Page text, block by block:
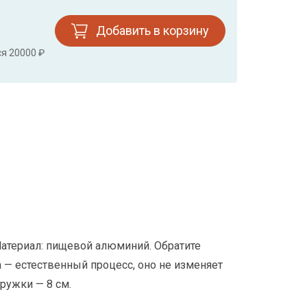
20000 ₽
Добавить в корзину
пищевой алюминий. Обратите
естественный процесс, оно не изменяет
— 8 см.